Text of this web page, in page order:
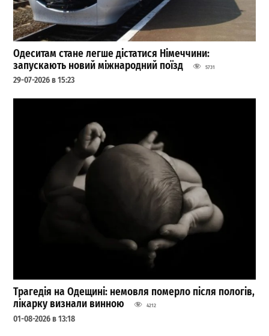
Одеситам стане легше дістатися Німеччини:
запускають новий міжнародний поїзд
5731
29-07-2026 в 15:23
Трагедія на Одещині: немовля померло після пологів,
лікарку визнали винною
4212
01-08-2026 в 13:18